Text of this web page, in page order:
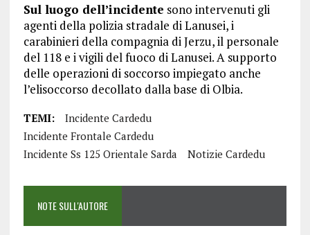
Sul luogo dell’incidente sono intervenuti gli
agenti della polizia stradale di Lanusei, i
carabinieri della compagnia di Jerzu, il personale
del 118 e i vigili del fuoco di Lanusei. A supporto
delle operazioni di soccorso impiegato anche
l’elisoccorso decollato dalla base di Olbia.
TEMI:
Incidente Cardedu
Incidente Frontale Cardedu
Incidente Ss 125 Orientale Sarda
Notizie Cardedu
NOTE SULL'AUTORE